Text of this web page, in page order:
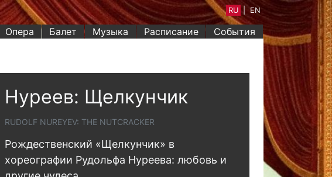
Опера Балет Музыка Расписание События
RU EN
Нуреев: Щелкунчик
RUDOLF NUREYEV: THE NUTCRACKER
Рождественский «Щелкунчик» в
хореографии Рудольфа Нуреева: любовь и